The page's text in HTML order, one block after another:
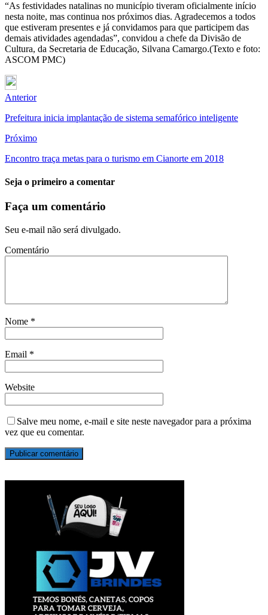
“As festividades natalinas no município tiveram oficialmente início
nesta noite, mas continua nos próximos dias. Agradecemos a todos
que estiveram presentes e já convidamos para que participem das
demais atividades agendadas”, convidou a chefe da Divisão de
Cultura, da Secretaria de Educação, Silvana Camargo.(Texto e foto:
ASCOM PMC)
Anterior
Prefeitura inicia implantação de sistema semafórico inteligente
Próximo
Encontro traça metas para o turismo em Cianorte em 2018
Seja o primeiro a comentar
Faça um comentário
Seu e-mail não será divulgado.
Comentário
Nome *
Email *
Website
Salve meu nome, e-mail e site neste navegador para a próxima
vez que eu comentar.